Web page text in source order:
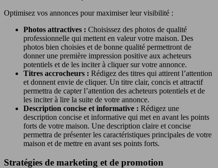
Optimisez vos annonces pour maximiser leur visibilité :
Photos attractives : Choisissez des photos de qualité
professionnelle qui mettent en valeur votre maison. Des
photos bien choisies et de bonne qualité permettront de
donner une première impression positive aux acheteurs
potentiels et de les inciter à cliquer sur votre annonce.
Titres accrocheurs : Rédigez des titres qui attirent l’attention
et donnent envie de cliquer. Un titre clair, concis et attractif
permettra de capter l’attention des acheteurs potentiels et de
les inciter à lire la suite de votre annonce.
Description concise et informative : Rédigez une
description concise et informative qui met en avant les points
forts de votre maison. Une description claire et concise
permettra de présenter les caractéristiques principales de votre
maison et de mettre en avant ses points forts.
Stratégies de marketing et de promotion